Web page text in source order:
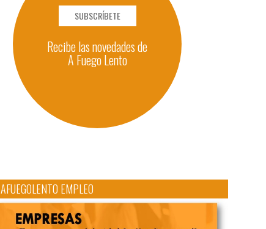
SUBSCRÍBETE
Recibe las novedades de
A Fuego Lento
AFUEGOLENTO EMPLEO